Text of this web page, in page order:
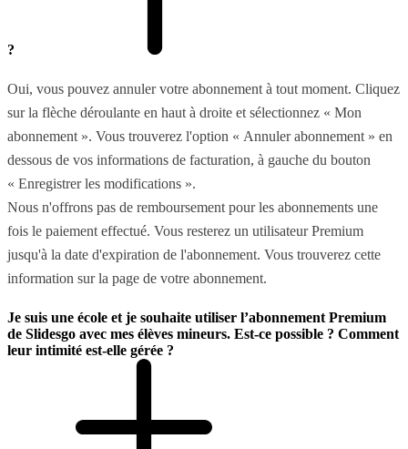
?
Oui, vous pouvez annuler votre abonnement à tout moment. Cliquez
sur la flèche déroulante en haut à droite et sélectionnez « Mon
abonnement ». Vous trouverez l'option « Annuler abonnement » en
dessous de vos informations de facturation, à gauche du bouton
« Enregistrer les modifications ».
Nous n'offrons pas de remboursement pour les abonnements une
fois le paiement effectué. Vous resterez un utilisateur Premium
jusqu'à la date d'expiration de l'abonnement. Vous trouverez cette
information sur la page de votre abonnement.
Je suis une école et je souhaite utiliser l’abonnement Premium
de Slidesgo avec mes élèves mineurs. Est-ce possible ? Comment
leur intimité est-elle gérée ?